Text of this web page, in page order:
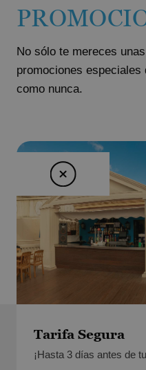
No sólo te mereces
promociones
como nunca.
Tarifa Segura
¡Hasta 3 días antes de